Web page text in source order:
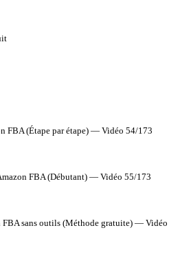
FBA (Étape par étape) — Vidéo 54/173
FBA (Débutant) — Vidéo 55/173
FBA sans outils (Méthode gratuite) — Vidéo